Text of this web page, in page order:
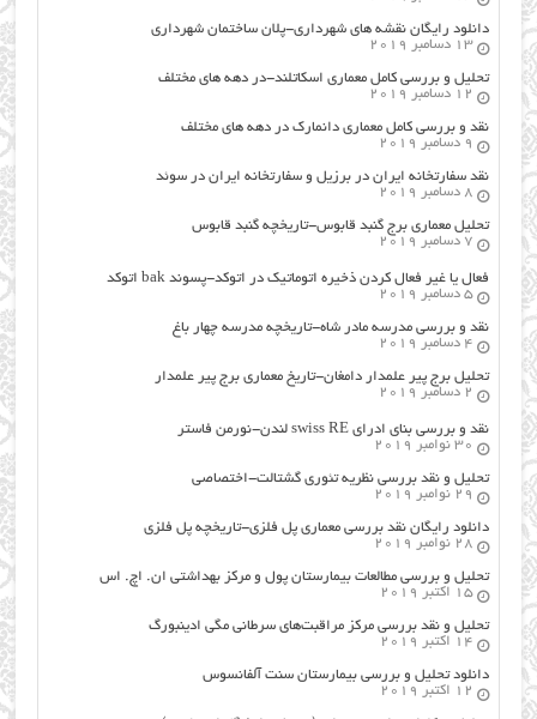
دانلود رایگان نقشه های شهرداری-پلان ساختمان شهرداری
13 دسامبر 2019
تحلیل و بررسی کامل معماری اسکاتلند-در دهه های مختلف
12 دسامبر 2019
نقد و بررسی کامل معماری دانمارک در دهه های مختلف
9 دسامبر 2019
نقد سفارتخانه ایران در برزیل و سفارتخانه ایران در سوئد
8 دسامبر 2019
تحلیل معماری برج گنبد قابوس-تاریخچه گنبد قابوس
7 دسامبر 2019
فعال یا غیر فعال کردن ذخیره اتوماتیک در اتوکد-پسوند bak اتوکد
5 دسامبر 2019
نقد و بررسی مدرسه مادر شاه-تاریخچه مدرسه چهار باغ
4 دسامبر 2019
تحلیل برج پیر علمدار دامغان-تاریخ معماری برج پیر علمدار
2 دسامبر 2019
نقد و بررسی بنای ادرای swiss RE لندن-نورمن فاستر
30 نوامبر 2019
تحلیل و نقد بررسی نظریه تئوری گشتالت-اختصاصی
29 نوامبر 2019
دانلود رایگان نقد بررسی معماری پل فلزی-تاریخچه پل فلزی
28 نوامبر 2019
تحلیل و بررسی مطالعات بیمارستان پول و مرکز بهداشتی ان. اچ. اس
15 اکتبر 2019
تحلیل و نقد بررسی مرکز مراقبت‌های سرطانی مگی ادینبورگ
14 اکتبر 2019
دانلود تحلیل و بررسی بیمارستان سنت آلفانسوس
12 اکتبر 2019